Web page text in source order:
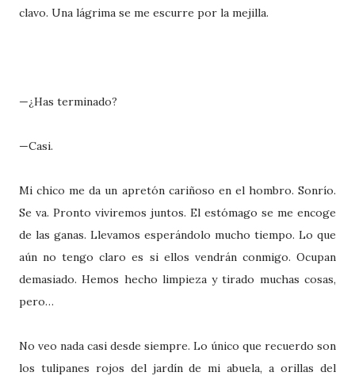
clavo. Una lágrima se me escurre por la mejilla.
—¿Has terminado?
—Casi.
Mi chico me da un apretón cariñoso en el hombro. Sonrío.
Se va. Pronto viviremos juntos. El estómago se me encoge
de las ganas. Llevamos esperándolo mucho tiempo. Lo que
aún no tengo claro es si ellos vendrán conmigo. Ocupan
demasiado. Hemos hecho limpieza y tirado muchas cosas,
pero…
No veo nada casi desde siempre. Lo único que recuerdo son
los tulipanes rojos del jardín de mi abuela, a orillas del